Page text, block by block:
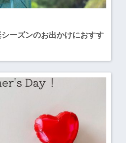
シーズンのお出かけにおすす